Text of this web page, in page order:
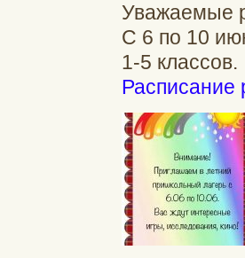
Уважаемые
С 6 по 10
1-5 классов.
Расписание